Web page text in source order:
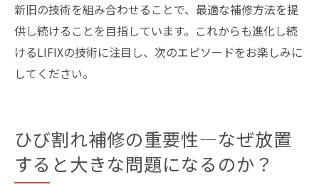
新旧の技術を組み合わせることで、最適な補修方法を提
供し続けることを目指しています。これからも進化し続
けるLIFIXの技術に注目し、次のエピソードをお楽しみに
してください。
ひび割れ補修の重要性—なぜ放置
すると大きな問題になるのか？